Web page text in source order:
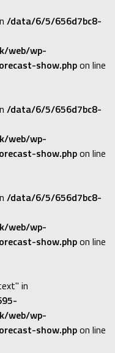
/data/6/5/656d7bc8-
web/wp-
show.phpon line
/data/6/5/656d7bc8-
web/wp-
show.phpon line
/data/6/5/656d7bc8-
web/wp-
show.phpon line
in
web/wp-
show.phpon line